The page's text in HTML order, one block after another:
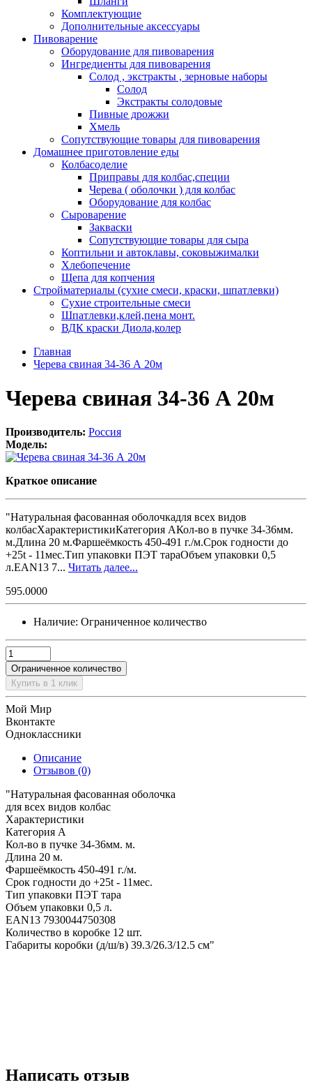
Комплектующие
Дополнительные аксессуары
Пивоварение
Оборудование для пивоварения
Ингредиенты для пивоварения
Солод , экстракты , зерновые наборы
Солод
Экстракты солодовые
Пивные дрожжи
Хмель
Сопутствующие товары для пивоварения
Домашнее приготовление еды
Колбасоделие
Приправы для колбас,специи
Черева ( оболочки ) для колбас
Оборудование для колбас
Сыроварение
Закваски
Сопутствующие товары для сыра
Коптильни и автоклавы, соковыжималки
Хлебопечение
Щепа для копчения
Стройматериалы (сухие смеси, краски, шпатлевки)
Сухие строительные смеси
Шпатлевки,клей,пена монт.
ВДК краски Диола,колер
Главная
Черева свиная 34-36 А 20м
Черева свиная 34-36 А 20м
Производитель: Россия
Модель:
Краткое описание
"Натуральная фасованная оболочкадля всех видов
колбасХарактеристикиКатегория АКол-во в пучке 34-36мм.
м.Длина 20 м.Фаршеёмкость 450-491 г./м.Срок годности до
+25t - 11мес.Тип упаковки ПЭТ тараОбъем упаковки 0,5
л.EAN13 7... Читать далее...
595.0000
Наличие: Ограниченное количество
Ограниченное количество
Купить в 1 клик
Мой Мир
Вконтакте
Одноклассники
Описание
Отзывов (0)
"Натуральная фасованная оболочка
для всех видов колбас
Характеристики
Категория А
Кол-во в пучке 34-36мм. м.
Длина 20 м.
Фаршеёмкость 450-491 г./м.
Срок годности до +25t - 11мес.
Тип упаковки ПЭТ тара
Объем упаковки 0,5 л.
EAN13 7930044750308
Количество в коробке 12 шт.
Габариты коробки (д/ш/в) 39.3/26.3/12.5 см"
Написать отзыв